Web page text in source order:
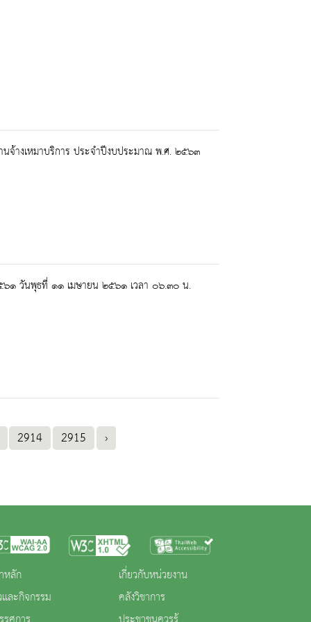
นจ้างเหมาบริการ ประจำปีงบประมาณ พ.ศ. ๒๕๖๓
๖๑ วันพุธที่ ๑๑ เมษายน ๒๕๖๑ เวลา ๐๖.๓๐ น.
2914 2915 ›
หลัก
ละกิจกรรม
เกี่ยวกับหน่วยงาน
คลังวิชาการ